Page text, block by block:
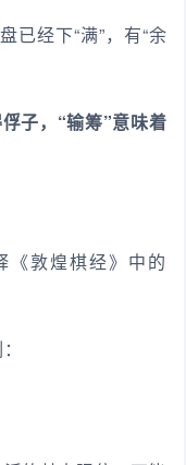
已经下“满”，有“余
子，“输筹”意味着
《敦煌棋经》中的